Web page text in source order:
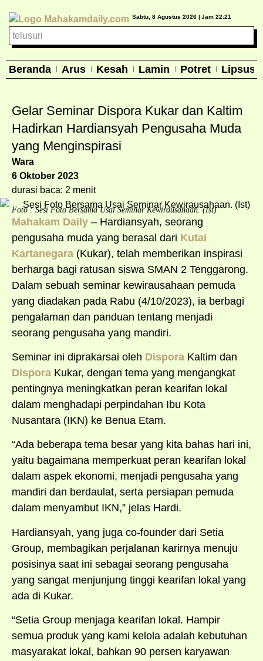
Sabtu, 8 Agustus 2026 | Jam 22:21
Beranda Arus Kesah Lamin Potret Lipsus
Gelar Seminar Dispora Kukar dan Kaltim
Hadirkan Hardiansyah Pengusaha Muda
yang Menginspirasi
Wara
6 Oktober 2023
durasi baca: 2 menit
Foto : Sesi Foto Bersama Usai Seminar Kewirausahaan. (Ist)
Mahakam Daily – Hardiansyah, seorang
pengusaha muda yang berasal dari Kutai
Kartanegara (Kukar), telah memberikan inspirasi
berharga bagi ratusan siswa SMAN 2 Tenggarong.
Dalam sebuah seminar kewirausahaan pemuda
yang diadakan pada Rabu (4/10/2023), ia berbagi
pengalaman dan panduan tentang menjadi
seorang pengusaha yang mandiri.
Seminar ini diprakarsai oleh Dispora Kaltim dan
Dispora Kukar, dengan tema yang mengangkat
pentingnya meningkatkan peran kearifan lokal
dalam menghadapi perpindahan Ibu Kota
Nusantara (IKN) ke Benua Etam.
“Ada beberapa tema besar yang kita bahas hari ini,
yaitu bagaimana memperkuat peran kearifan lokal
dalam aspek ekonomi, menjadi pengusaha yang
mandiri dan berdaulat, serta persiapan pemuda
dalam menyambut IKN,” jelas Hardi.
Hardiansyah, yang juga co-founder dari Setia
Group, membagikan perjalanan karirnya menuju
posisinya saat ini sebagai seorang pengusaha
yang sangat menjunjung tinggi kearifan lokal yang
ada di Kukar.
“Setia Group menjaga kearifan lokal. Hampir
semua produk yang kami kelola adalah kebutuhan
masyarakat lokal, bahkan 90 persen karyawan